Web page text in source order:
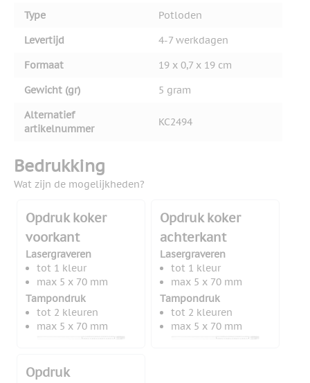
Type
Potloden
Levertijd
4-7 werkdagen
Formaat
19 x 0,7 x 19 cm
Gewicht (gr)
5 gram
Alternatief
artikelnummer
KC2494
Bedrukking
Wat zijn de mogelijkheden?
Opdruk koker
voorkant
Lasergraveren
tot 1 kleur
max 5 x 70 mm
Tampondruk
tot 2 kleuren
max 5 x 70 mm
Opdruk koker
achterkant
Lasergraveren
tot 1 kleur
max 5 x 70 mm
Tampondruk
tot 2 kleuren
max 5 x 70 mm
Opdruk